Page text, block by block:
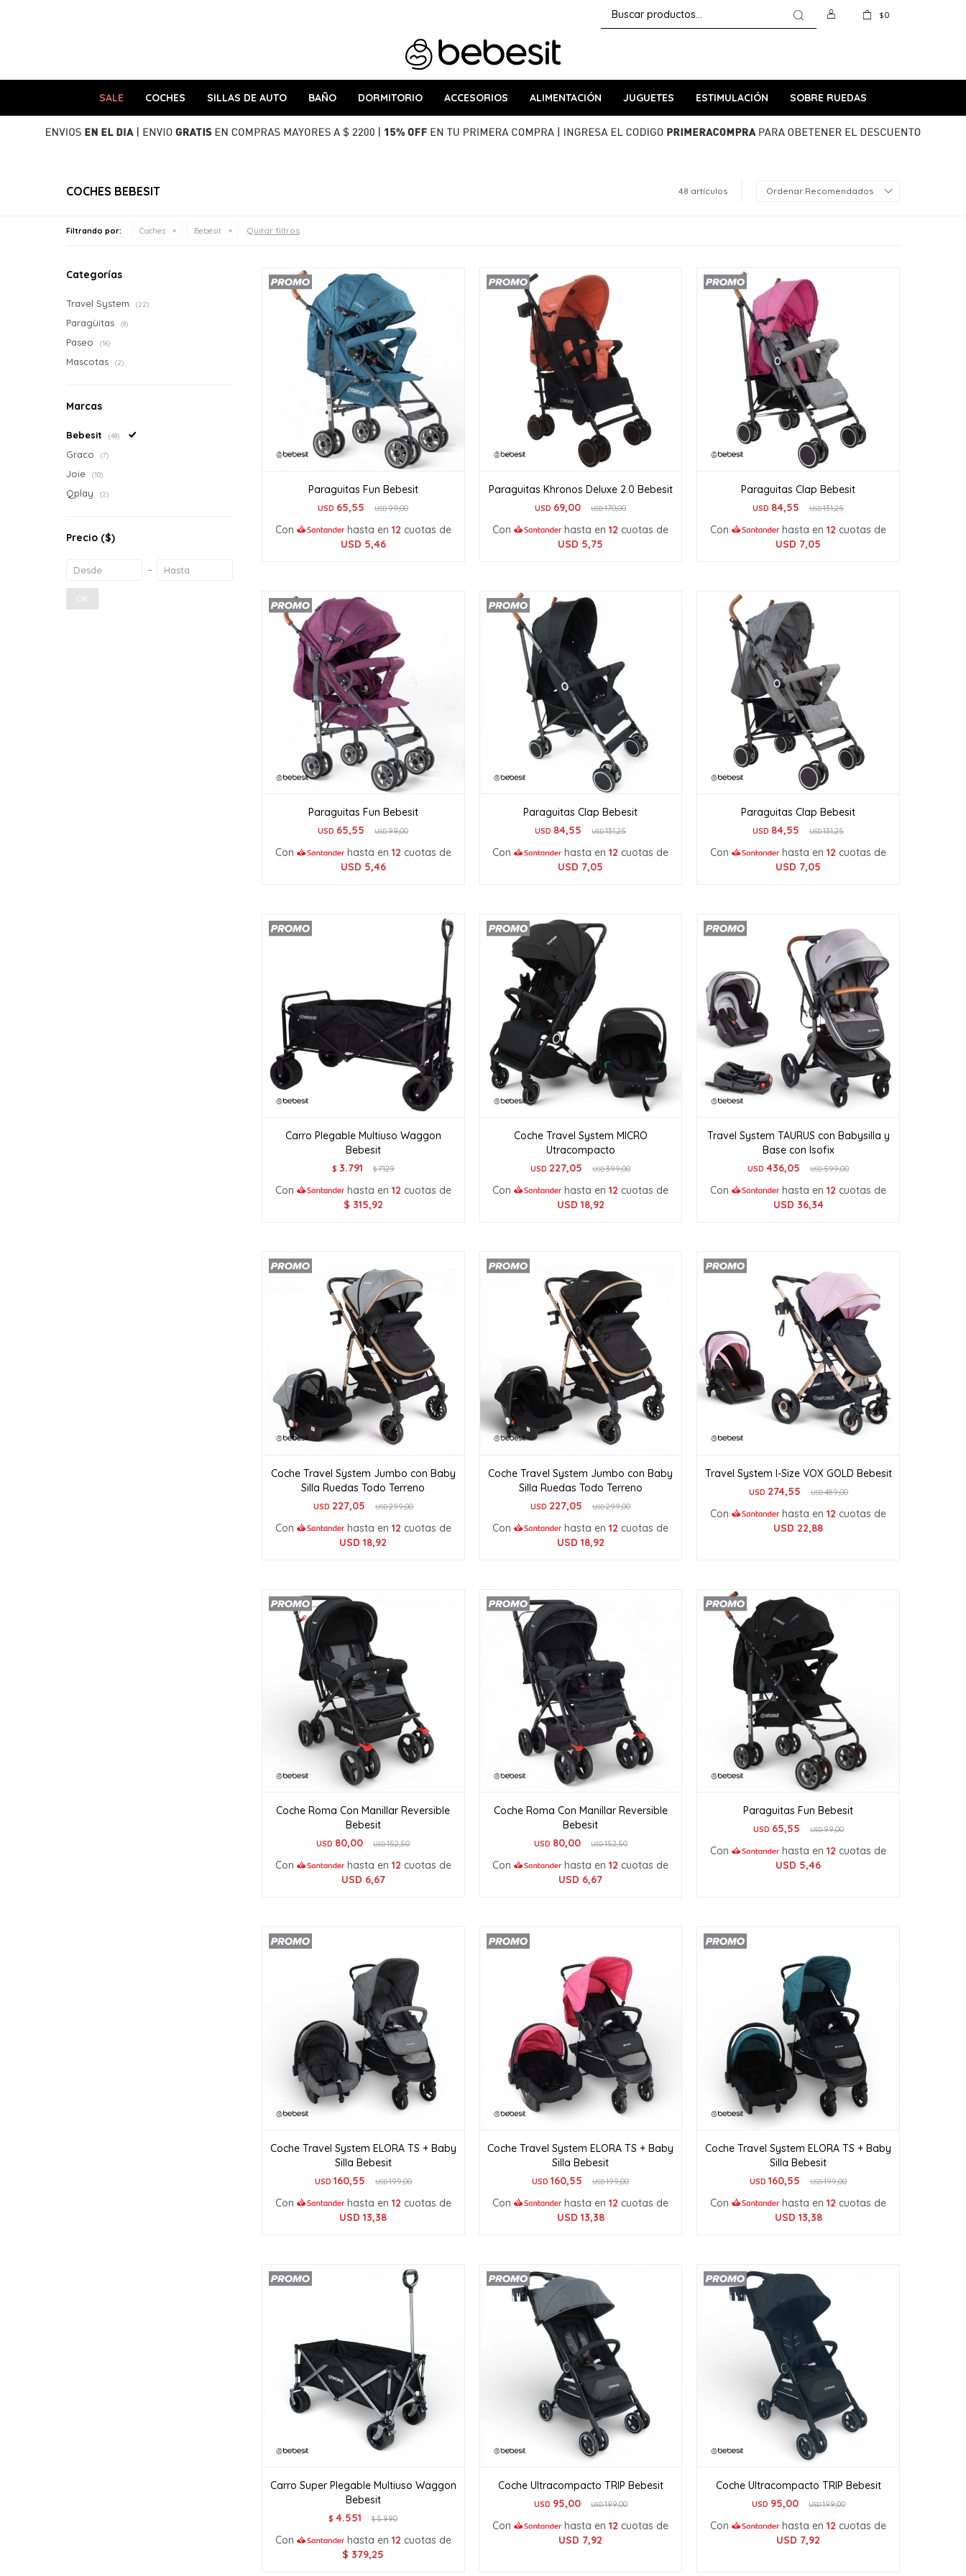
SALE COCHES SILLAS DE AUTO BAÑO DORMITORIO ACCESORIOS ALIMENTACIÓN JUGUETES ESTIMULACIÓN SOBRE RUEDAS
$0
COCHES BEBESIT 48 artículos Recomendados
Filtrando por: Coches Bebesit Quitar filtros
Paraguitas Fun Bebesit
USD 65,55 USD99,00
Con hasta en 12 cuotas de
USD 5,46
Paraguitas Khronos Deluxe 2.0 Bebesit
USD 69,00 USD170,00
Con hasta en12 cuotas de
USD 5,75
Paraguitas Clap Bebesit
USD 84,55 USD131,25
Con hasta en12 cuotas de
USD 7,05
Paraguitas Fun Bebesit
USD 65,55 USD99,00
Con hasta en 12 cuotas de
USD 5,46
Paraguitas Clap Bebesit
USD 84,55 USD131,25
Con hasta en12 cuotas de
USD 7,05
Paraguitas Clap Bebesit
USD 84,55 USD131,25
Con hasta en12 cuotas de
USD 7,05
Carro Plegable Multiuso Waggon
Bebesit
$ 3.791 $7.129
Con hasta en 12 cuotas de
$ 315,92
Coche Travel System MICRO
Utracompacto
USD 227,05 USD399,00
Con hasta en12 cuotas de
USD 18,92
Travel System TAURUS con Babysilla y
Base con Isofix
USD 436,05 USD599,00
Con hasta en12 cuotas de
USD 36,34
Coche Travel System Jumbo con Baby
Silla Ruedas Todo Terreno
USD 227,05 USD299,00
Con hasta en 12 cuotas de
USD 18,92
Coche Travel System Jumbo con Baby
Silla Ruedas Todo Terreno
USD 227,05 USD299,00
Con hasta en12 cuotas de
USD 18,92
Travel System I-Size VOX GOLD Bebesit
USD 274,55 USD489,00
Con hasta en12 cuotas de
USD 22,88
Coche Roma Con Manillar Reversible
Bebesit
USD 80,00 USD152,50
Con hasta en 12 cuotas de
USD 6,67
Coche Roma Con Manillar Reversible
Bebesit
USD 80,00 USD152,50
Con hasta en12 cuotas de
USD 6,67
Paraguitas Fun Bebesit
USD 65,55 USD99,00
Con hasta en12 cuotas de
USD 5,46
Coche Travel System ELORA TS + Baby
Silla Bebesit
USD 160,55 USD199,00
Con hasta en 12 cuotas de
USD 13,38
Coche Travel System ELORA TS + Baby
Silla Bebesit
USD 160,55 USD199,00
Con hasta en12 cuotas de
USD 13,38
Coche Travel System ELORA TS + Baby
Silla Bebesit
USD 160,55 USD199,00
Con hasta en12 cuotas de
USD 13,38
Carro Super Plegable Multiuso Waggon
Bebesit
$ 4.551 $5.990
Con hasta en 12 cuotas de
$ 379,25
Coche Ultracompacto TRIP Bebesit
USD 95,00 USD199,00
Con hasta en12 cuotas de
USD 7,92
Coche Ultracompacto TRIP Bebesit
USD 95,00 USD199,00
Con hasta en12 cuotas de
USD 7,92
Categorías
Travel System (22)
Paragüitas (8)
Paseo (16)
Mascotas (2)
Marcas
Bebesit (48)
Graco (7)
Joie (10)
Qplay (2)
Precio ($)
OK